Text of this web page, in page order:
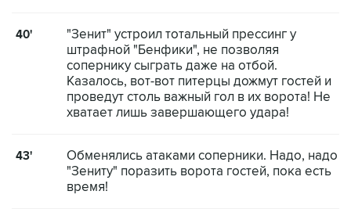
40'
"Зенит" устроил тотальный прессинг у
штрафной "Бенфики", не позволяя
сопернику сыграть даже на отбой.
Казалось, вот-вот питерцы дожмут гостей и
проведут столь важный гол в их ворота! Не
хватает лишь завершающего удара!
43'
Обменялись атаками соперники. Надо, надо
"Зениту" поразить ворота гостей, пока есть
время!